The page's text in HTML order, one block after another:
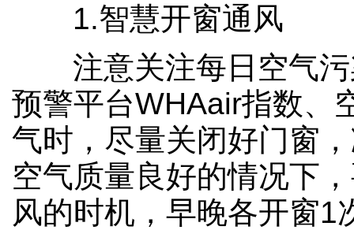
1.智慧开窗通风
注意关注每日空气
预警平台WHAair指数、
气时，尽量关闭好门窗
空气质量良好的情况下
风的时机，早晚各开窗1